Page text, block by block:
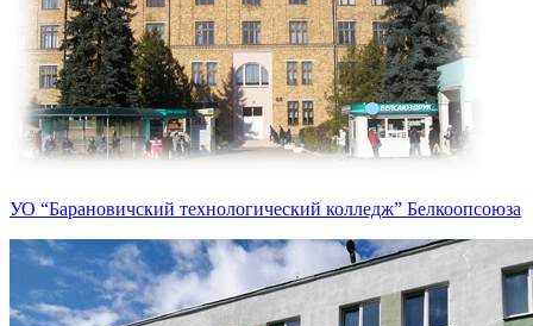
УО “Барановичский технологический колледж” Белкоопсоюза